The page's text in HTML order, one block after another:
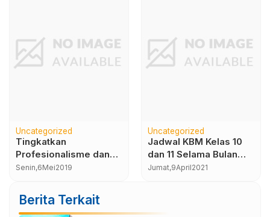
Uncategorized
SMA Islam Al Azhar 7
Solo Baru
dikategorikan sebagai
Kamis,7Oktober
Kurikulum Uncategorized
BLP ASTS 2025:
Menyusun Strategi,
Meraih Prestasi!
Jumat,21Maret
Berita Terkait